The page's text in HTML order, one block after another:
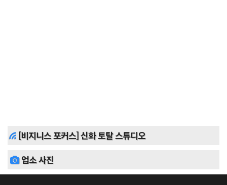
[비지니스 포커스] 신화 토탈 스튜디오
업소 사진